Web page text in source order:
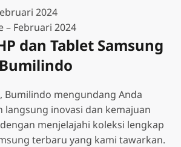
2024
– Februari 2024
dan Tablet Samsung
Bumilindo mengundang Anda
langsung inovasi dan kemajuan
menjelajahi koleksi lengkap
terbaru yang kami tawarkan.